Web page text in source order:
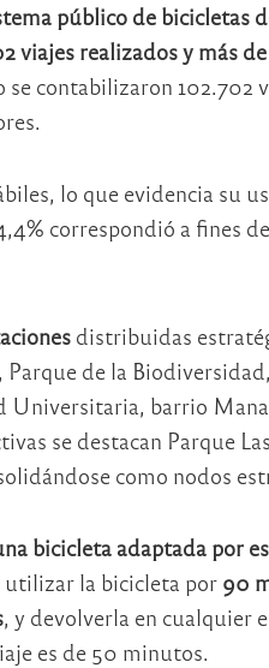
público de bicicletas
viajes realizados y más
se contabilizaron 102.702
lo que evidencia su
correspondió a fines
distribuidas
de la
Universitaria, barrio
se destacan Parque
como nodos
bicicleta adaptada por
la bicicleta por90
, y devolverla en cualquier
es de 50 minutos.